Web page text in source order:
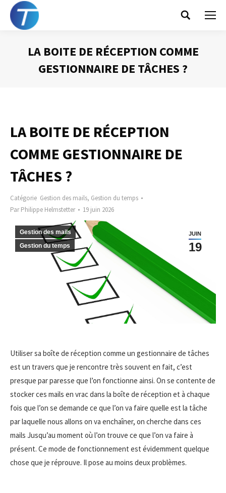
Search:
LA BOITE DE RÉCEPTION COMME
GESTIONNAIRE DE TÂCHES ?
LA BOITE DE RÉCEPTION
COMME GESTIONNAIRE DE
TÂCHES ?
Catégorie Gestion des mails, Gestion du temps
ParPhilippe Helmstetter 19 juin 2026
JUIN
19
Gestion des mails
Gestion du temps
Utiliser sa boîte de réception comme un gestionnaire de tâches
est un travers que je rencontre très souvent en fait, c’est
presque par paresse que l’on fonctionne ainsi. On se contente de
stocker ces mails en vrac dans la boîte de réception et à chaque
fois que l’on se demande ce que l’on va faire quelle est la tâche
par laquelle nous allons on va enchaîner, on cherche dans ces
mails Jusqu’au moment où l’on trouve ce que l’on va faire à
présent. Ce mode de fonctionnement est évidemment quelque
chose que je réprouve. Il pose au moins deux problèmes.